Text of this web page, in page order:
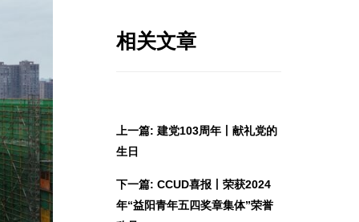
相关文章
上一篇: 建党103周年丨献礼党的
生日
下一篇: CCUD喜报丨荣获2024
年“益阳青年五四奖章集体”荣誉